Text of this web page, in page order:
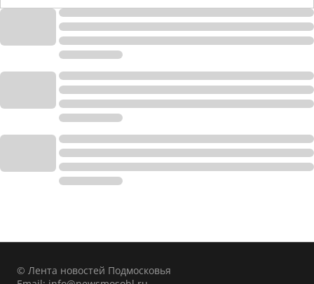
© Лента новостей Подмосковья